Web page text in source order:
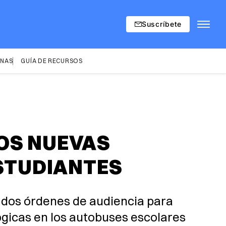
Suscríbete
GUÍA DE RECURSOS
NUEVAS
órdenes de audiencia para
en los autobuses escolares